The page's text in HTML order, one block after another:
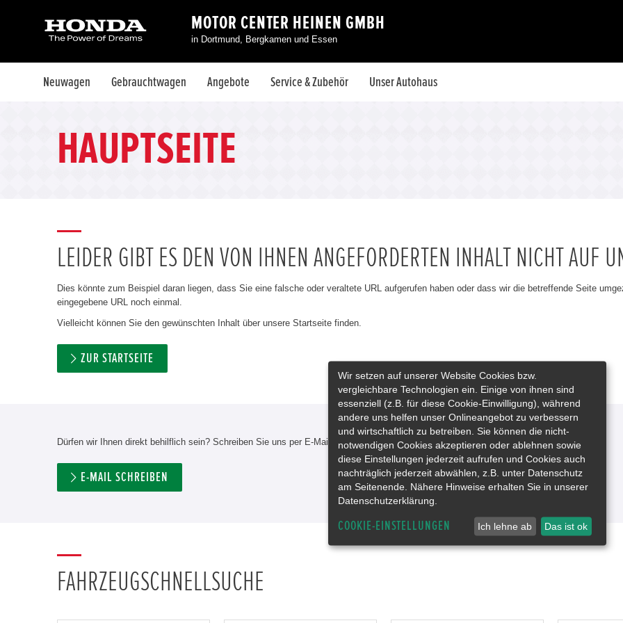
MOTOR CENTER HEINEN GMBH
in Dortmund, Bergkamen und Essen
Neuwagen Gebrauchtwagen Angebote Service & Zubehör Unser Autohaus
HAUPTSEITE
LEIDER GIBT ES DEN VON IHNEN ANGEFORDERTEN INHALT NICHT AUF
Dies könnte zum Beispiel daran liegen, dass Sie eine falsche oder veraltete URL aufgerufen haben oder dass wir die betreffende Seite
eingegebene URL noch einmal.
Vielleicht können Sie den gewünschten Inhalt über unsere Startseite finden.
ZUR STARTSEITE
Dürfen wir Ihnen direkt behilflich sein? Schreiben Sie uns per E-Mail oder rufen Sie uns an!
E-MAIL SCHREIBEN
FAHRZEUGSCHNELLSUCHE
Wir setzen auf unserer Website Cookies bzw.
vergleichbare Technologien ein. Einige von ihnen sind
essenziell (z.B. für diese Cookie-Einwilligung), während
andere uns helfen unser Onlineangebot zu verbessern
und wirtschaftlich zu betreiben. Sie können die nicht-
notwendigen Cookies akzeptieren oder ablehnen sowie
diese Einstellungen jederzeit aufrufen und Cookies auch
nachträglich jederzeit abwählen, z.B. unter Datenschutz
am Seitenende. Nähere Hinweise erhalten Sie in unserer
Datenschutzerklärung.
COOKIE-EINSTELLUNGEN Ich lehne ab Das ist ok